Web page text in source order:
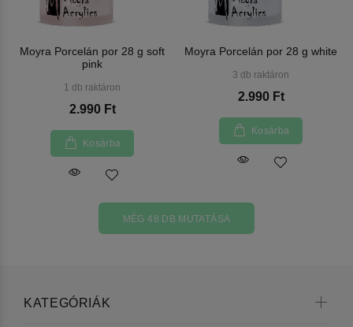
Moyra Porcelán por 28 g soft
pink
1 db raktáron
2.990 Ft
Kosárba
Moyra Porcelán por 28 g white
3 db raktáron
2.990 Ft
Kosárba
MÉG 48 DB MUTATÁSA
KATEGÓRIÁK